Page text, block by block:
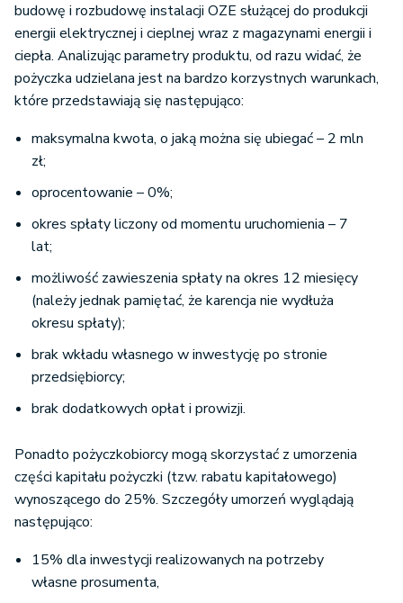
budowę i rozbudowę instalacji OZE służącej do produkcji
energii elektrycznej i cieplnej wraz z magazynami energii i
ciepła. Analizując parametry produktu, od razu widać, że
pożyczka udzielana jest na bardzo korzystnych warunkach,
które przedstawiają się następująco:
maksymalna kwota, o jaką można się ubiegać – 2 mln
zł;
oprocentowanie – 0%;
okres spłaty liczony od momentu uruchomienia – 7
lat;
możliwość zawieszenia spłaty na okres 12 miesięcy
(należy jednak pamiętać, że karencja nie wydłuża
okresu spłaty);
brak wkładu własnego w inwestycję po stronie
przedsiębiorcy;
brak dodatkowych opłat i prowizji.
Ponadto pożyczkobiorcy mogą skorzystać z umorzenia
części kapitału pożyczki (tzw. rabatu kapitałowego)
wynoszącego do 25%. Szczegóły umorzeń wyglądają
następująco:
15% dla inwestycji realizowanych na potrzeby
własne prosumenta,